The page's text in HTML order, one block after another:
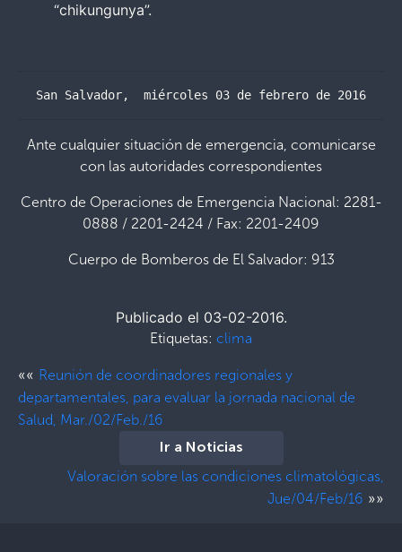
“chikungunya”.
San Salvador,  miércoles 03 de febrero de 2016
Ante cualquier situación de emergencia, comunicarse
con las autoridades correspondientes
Centro de Operaciones de Emergencia Nacional: 2281-
0888 / 2201-2424 / Fax: 2201-2409
Cuerpo de Bomberos de El Salvador: 913
Publicado el 03-02-2016.
Etiquetas: clima
«« Reunión de coordinadores regionales y
departamentales, para evaluar la jornada nacional de
Salud, Mar./02/Feb./16
Ir a Noticias
Valoración sobre las condiciones climatológicas,
Jue/04/Feb/16 »»